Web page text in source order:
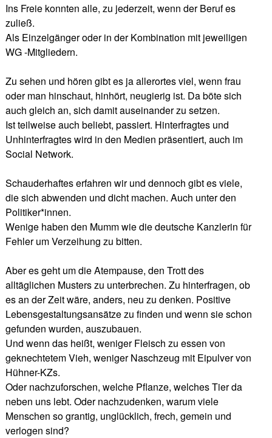
Ins Freie konnten alle, zu jederzeit, wenn der Beruf es
zuließ.
Als Einzelgänger oder in der Kombination mit jeweiligen
WG -Mitgliedern.
Zu sehen und hören gibt es ja allerortes viel, wenn frau
oder man hinschaut, hinhört, neugierig ist. Da böte sich
auch gleich an, sich damit auseinander zu setzen.
Ist teilweise auch beliebt, passiert. Hinterfragtes und
Unhinterfragtes wird in den Medien präsentiert, auch im
Social Network.
Schauderhaftes erfahren wir und dennoch gibt es viele,
die sich abwenden und dicht machen. Auch unter den
Politiker*innen.
Wenige haben den Mumm wie die deutsche Kanzlerin für
Fehler um Verzeihung zu bitten.
Aber es geht um die Atempause, den Trott des
alltäglichen Musters zu unterbrechen. Zu hinterfragen, ob
es an der Zeit wäre, anders, neu zu denken. Positive
Lebensgestaltungsansätze zu finden und wenn sie schon
gefunden wurden, auszubauen.
Und wenn das heißt, weniger Fleisch zu essen von
geknechtetem Vieh, weniger Naschzeug mit Eipulver von
Hühner-KZs.
Oder nachzuforschen, welche Pflanze, welches Tier da
neben uns lebt. Oder nachzudenken, warum viele
Menschen so grantig, unglücklich, frech, gemein und
verlogen sind?